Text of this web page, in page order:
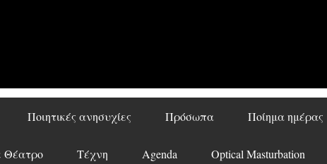
Ποιητικές ανησυχίες Πρόσωπα Ποίημα ημέρας
Θέατρο Τέχνη Agenda Optical Masturbation